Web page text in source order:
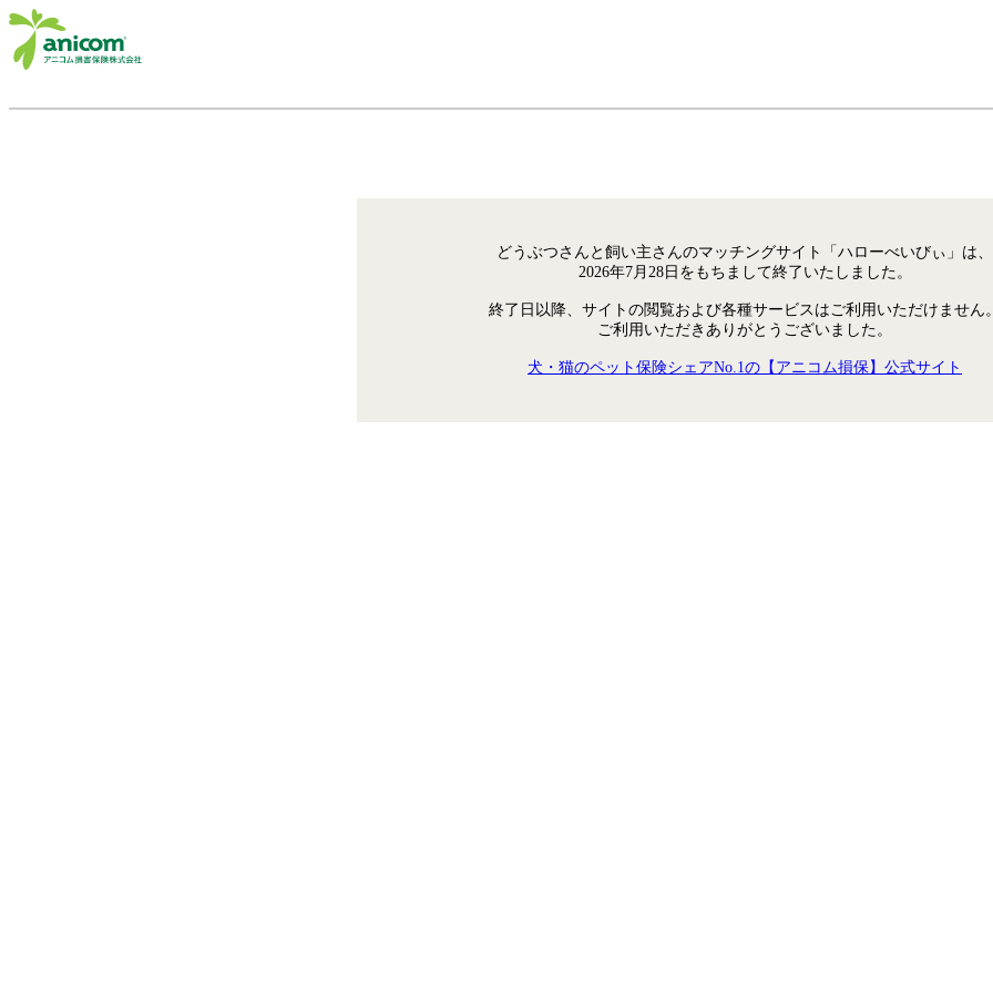
どうぶつさんと飼い主さんのマッチングサイト「ハローべいびぃ」は、
2026年7月28日をもちまして終了いたしました。
終了日以降、サイトの閲覧および各種サービスはご利用いただけません
ご利用いただきありがとうございました。
犬・猫のペット保険シェアNo.1の【アニコム損保】公式サイト